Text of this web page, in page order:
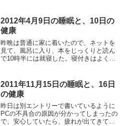
たが、なんかもやもやする展開だった。
昨晩も一回も睡眠から目覚め...
2012年4月9日の睡眠と、10日の
健康
昨晩は普通に家に着いたので、ネットを
見て、風呂に入り、本をじっくりと読ん
で10時半には就寝した。寝付きはよく、
まあまあといったところ。会社に着い
て、いろいろ課題のある...
2011年11月15日の睡眠と、16日
の健康
昨日は別エントリーで書いているように
PCの不具合の原因が分かってしまったの
で、安心していたら、疲れが出てきて、